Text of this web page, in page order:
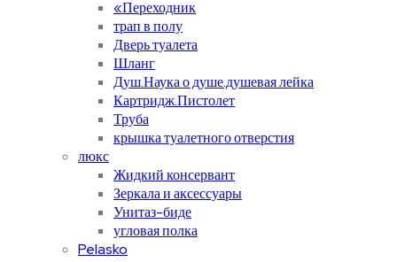
«Переходник
трап в полу
Дверь туалета
Шланг
Душ.Наука о душе.душевая лейка
Картридж.Пистолет
Труба
крышка туалетного отверстия
люкс
Жидкий консервант
Зеркала и аксессуары
Унитаз-биде
угловая полка
Pelasko